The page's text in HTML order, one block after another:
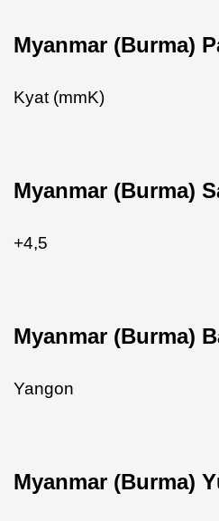
Myanmar (Burma)
Kyat (mmK)
Myanmar (Burma)
+4,5
Myanmar (Burma)
Yangon
Myanmar (Burma)